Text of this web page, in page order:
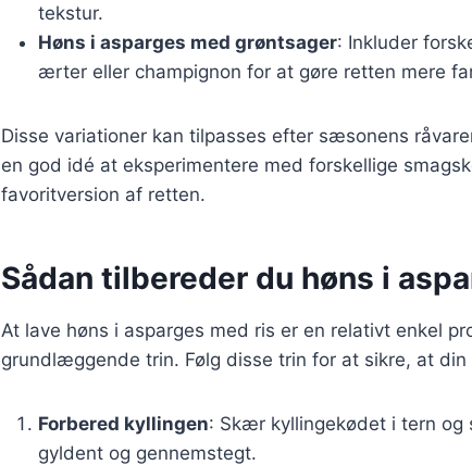
tekstur.
Høns i asparges med grøntsager: Inkluder
ærter eller champignon for at gøre retten mere
Disse variationer kan tilpasses efter sæsonens
en god idé at eksperimentere med forskellige
favoritversion af retten.
Sådan tilbereder du høns i
At lave høns i asparges med ris er en relativt enkel
grundlæggende trin. Følg disse trin for at sikre, at
Forbered kyllingen: Skær kyllingekødet i tern
gyldent og gennemstegt.